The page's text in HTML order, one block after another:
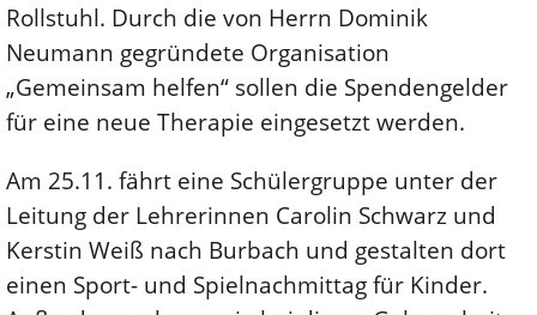
Rollstuhl. Durch die von Herrn Dominik
Neumann gegründete Organisation
„Gemeinsam helfen“ sollen die Spendengelder
für eine neue Therapie eingesetzt werden.
Am 25.11. fährt eine Schülergruppe unter der
Leitung der Lehrerinnen Carolin Schwarz und
Kerstin Weiß nach Burbach und gestalten dort
einen Sport- und Spielnachmittag für Kinder.